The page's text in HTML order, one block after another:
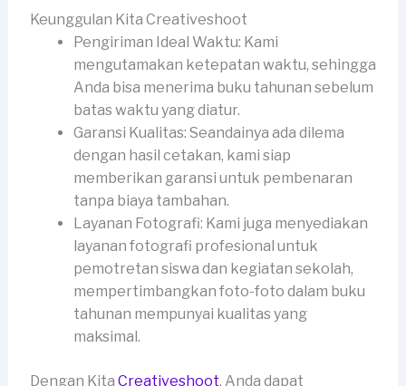
Keunggulan Kita Creativeshoot
Pengiriman Ideal Waktu: Kami
mengutamakan ketepatan waktu, sehingga
Anda bisa menerima buku tahunan sebelum
batas waktu yang diatur.
Garansi Kualitas: Seandainya ada dilema
dengan hasil cetakan, kami siap
memberikan garansi untuk pembenaran
tanpa biaya tambahan.
Layanan Fotografi: Kami juga menyediakan
layanan fotografi profesional untuk
pemotretan siswa dan kegiatan sekolah,
mempertimbangkan foto-foto dalam buku
tahunan mempunyai kualitas yang
maksimal.
Dengan Kita Creativeshoot, Anda dapat